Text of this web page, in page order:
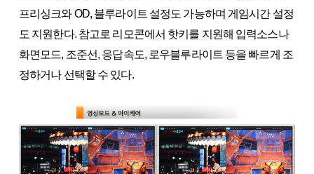
프리싱크와 OD, 블루라이트 설정도 가능하며 게임시간 설정
도 지원한다. 참고로 리모콘에서 핫키를 지원해 입력소스나
화면모드, 조준선, 응답속도, 로우블루라이트 등을 빠르게 조
정하거나 선택할 수 있다.